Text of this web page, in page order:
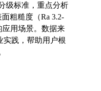
级标准，重点分析
粗糙度（Ra 3.2-
应用场景。数据来
实践，帮助用户根